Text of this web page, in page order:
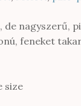
de nagyszerű,
feneket
size